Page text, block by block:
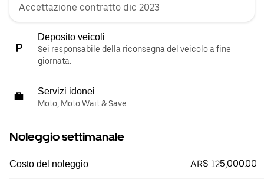
Accettazione contratto dic 2023
Deposito veicoli
Sei responsabile della riconsegna del veicolo a fine
giornata.
Servizi idonei
Moto, Moto Wait & Save
Noleggio settimanale
Costo del noleggio ARS 125,000.00